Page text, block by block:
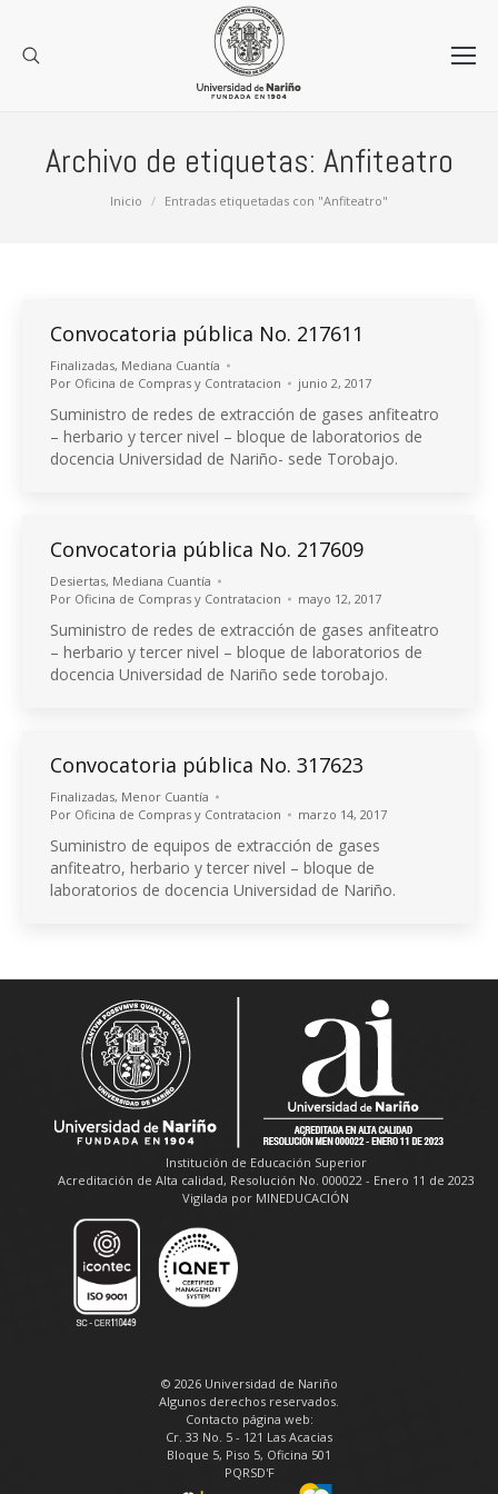
Archivo de etiquetas: Anfiteatro
Inicio Entradas etiquetadas con "Anfiteatro"
Convocatoria pública No. 217611
Finalizadas, Mediana Cuantía
Por Oficina de Compras y Contratacion junio 2, 2017
Suministro de redes de extracción de gases anfiteatro
– herbario y tercer nivel – bloque de laboratorios de
docencia Universidad de Nariño- sede Torobajo.
Convocatoria pública No. 217609
Desiertas, Mediana Cuantía
Por Oficina de Compras y Contratacion mayo 12, 2017
Suministro de redes de extracción de gases anfiteatro
– herbario y tercer nivel – bloque de laboratorios de
docencia Universidad de Nariño sede torobajo.
Convocatoria pública No. 317623
Finalizadas, Menor Cuantía
Por Oficina de Compras y Contratacion marzo 14, 2017
Suministro de equipos de extracción de gases
anfiteatro, herbario y tercer nivel – bloque de
laboratorios de docencia Universidad de Nariño.
Institución de Educación Superior
Acreditación de Alta calidad, Resolución No. 000022 - Enero 11 de 2023
Vigilada por MINEDUCACIÓN
© 2026 Universidad de Nariño
Algunos derechos reservados.
Contacto página web:
Cr. 33 No. 5 - 121 Las Acacias
Bloque 5, Piso 5, Oficina 501
PQRSD'F